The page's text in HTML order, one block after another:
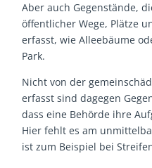
Aber auch Gegenstände,
öffentlicher Wege, Plätze
erfasst, wie Alleebäume
Park.
Nicht von der
erfasst sind dagegen
dass eine Behörde ihre
Hier fehlt es am
ist zum Beispiel bei